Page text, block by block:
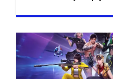
thrilling. For many
magic gems that can
experience. The best
need to spend real